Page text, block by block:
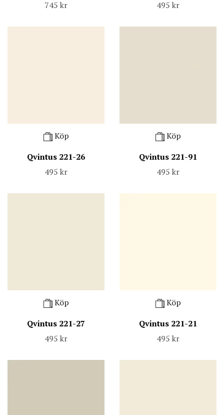
745 kr
495 kr
Köp
Qvintus 221-26
495 kr
Köp
Qvintus 221-91
495 kr
Köp
Qvintus 221-27
495 kr
Köp
Qvintus 221-21
495 kr